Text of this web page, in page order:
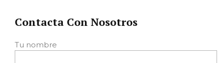
Contacta Con Nosotros
Tu nombre